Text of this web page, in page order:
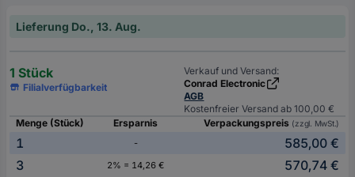
Lieferung Do., 13. Aug.
1 Stück
Filialverfügbarkeit
Verkauf und Versand:
Conrad Electronic
AGB
Kostenfreier Versand ab 100,00 €
Menge (Stück)
Ersparnis Verpackungspreis (zzgl. MwSt.)
1 -
585,00 €
3
2% = 14,26 €
570,74 €